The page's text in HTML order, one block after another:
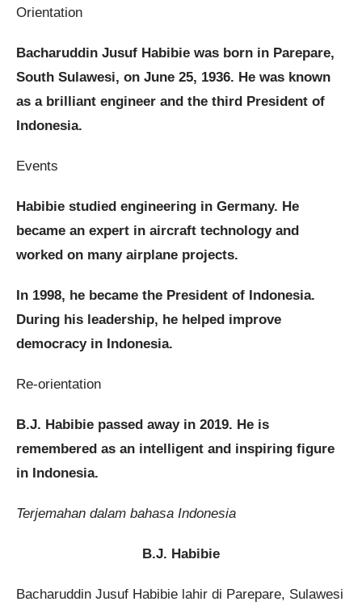
Orientation
Bacharuddin Jusuf Habibie was born in Parepare,
South Sulawesi, on June 25, 1936. He was known
as a brilliant engineer and the third President of
Indonesia.
Events
Habibie studied engineering in Germany. He
became an expert in aircraft technology and
worked on many airplane projects.
In 1998, he became the President of Indonesia.
During his leadership, he helped improve
democracy in Indonesia.
Re-orientation
B.J. Habibie passed away in 2019. He is
remembered as an intelligent and inspiring figure
in Indonesia.
Terjemahan dalam bahasa Indonesia
B.J. Habibie
Bacharuddin Jusuf Habibie lahir di Parepare, Sulawesi